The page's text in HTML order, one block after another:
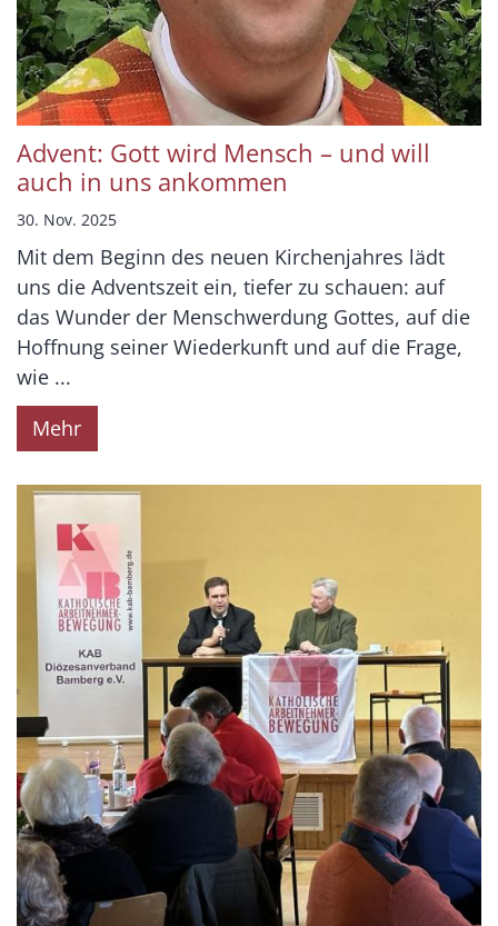
Advent: Gott wird Mensch – und will
auch in uns ankommen
30. Nov. 2025
Mit dem Beginn des neuen Kirchenjahres lädt
uns die Adventszeit ein, tiefer zu schauen: auf
das Wunder der Menschwerdung Gottes, auf die
Hoffnung seiner Wiederkunft und auf die Frage,
wie ...
Mehr